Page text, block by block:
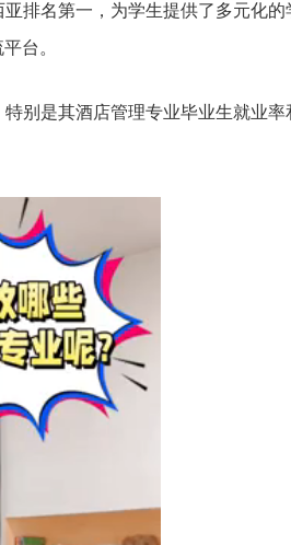
排名第一，为学生提供了多元化的
台。
别是其酒店管理专业毕业生就业率